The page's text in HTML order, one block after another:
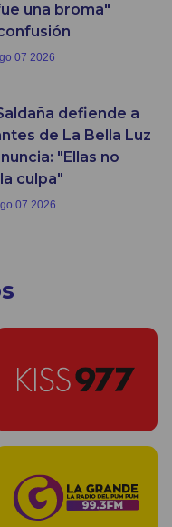
una broma"
07 2026
defiende a
de La Bella Luz
"Ellas no
culpa"
07 2026